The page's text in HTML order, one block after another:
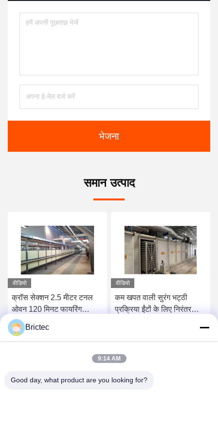
भेजना
समान उत्पाद
वीडियो
क्रॉस सेक्शन 2.5 मीटर टनल
ओवन 120 मिनट फायरिंग
साइकिल रोलर ओवन रैपिड
फायरिंग
सबसे अच्छी कीमत पाएं
वीडियो
कम खपत वाली सुरंग भट्ठी
प्रक्रिया ईंटों के लिए निरंतर
सबसे अच्छी कीमत पाएं
Brictec
9:14 AM
Good day, what product are you looking for?